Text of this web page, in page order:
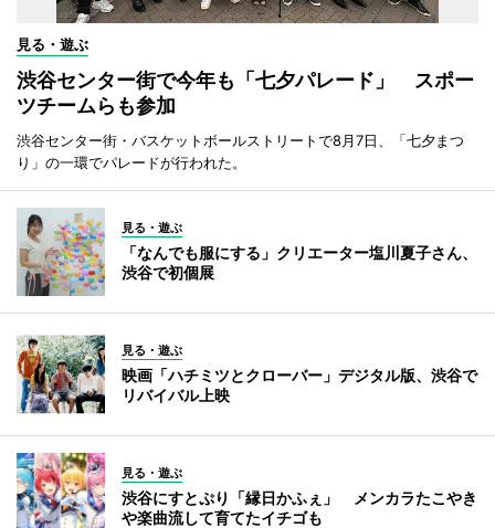
見る・遊ぶ
渋谷センター街で今年も「七夕パレード」 スポー
ツチームらも参加
渋谷センター街・バスケットボールストリートで8月7日、「七夕まつ
り」の一環でパレードが行われた。
見る・遊ぶ
「なんでも服にする」クリエーター塩川夏子さん、
渋谷で初個展
見る・遊ぶ
映画「ハチミツとクローバー」デジタル版、渋谷で
リバイバル上映
見る・遊ぶ
渋谷にすとぷり「縁日かふぇ」 メンカラたこやき
や楽曲流して育てたイチゴも